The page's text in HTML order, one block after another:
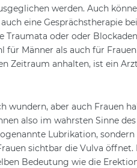
werden. Auch
eine Gesprächstherapie
Traumata oder oder
für Männer als auch für
Zeitraum anhalten, ist ein
wundern, aber auch Frauen
also im wahrsten Sinne
Lubrikation, sondern
sichtbar die Vulva öffnet.
Bedeutung wie die